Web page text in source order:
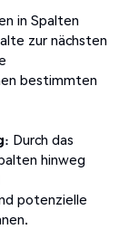
in Spalten
zur nächsten
bestimmten
: Durch das
hinweg
potenzielle